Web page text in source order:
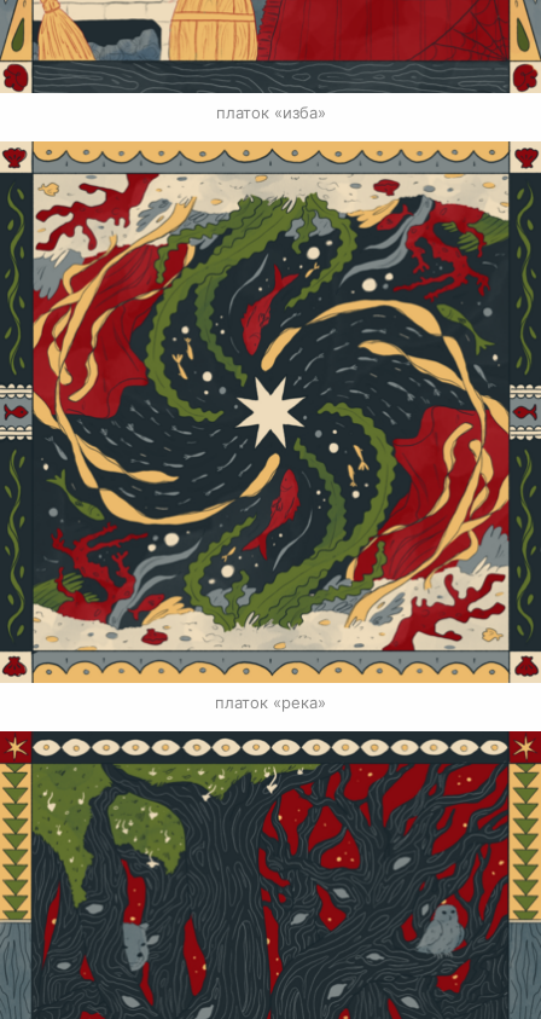
платок «изба»
платок «река»